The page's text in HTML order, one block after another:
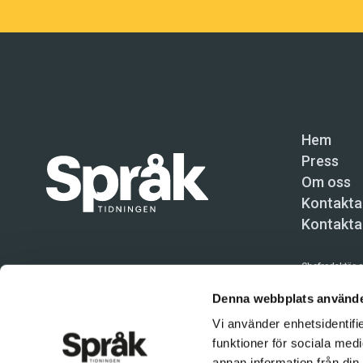
Denna webbplats
Vi använder
funktioner för sociala
Hem
Press
Om oss
Chefredaktör
Kundtjänst
Användning